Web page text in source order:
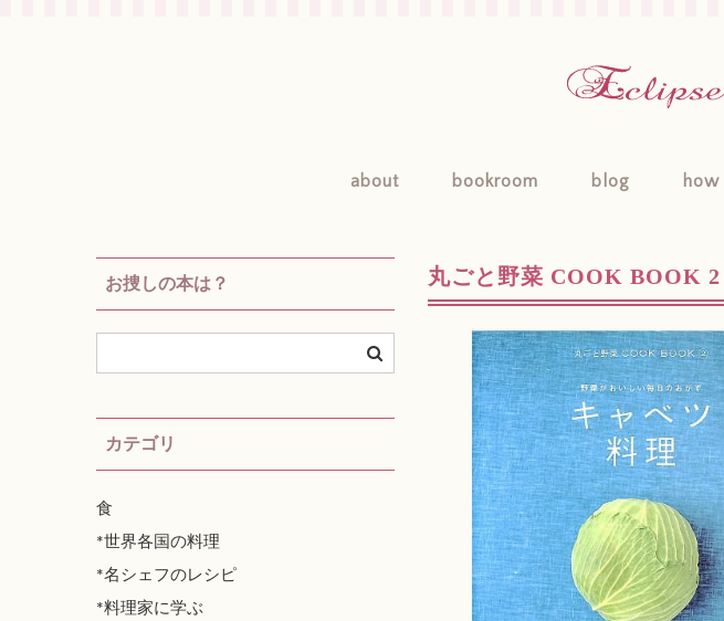
about bookroom blog
丸ごと野菜 COOK BOOK
お捜しの本は？
カテゴリ
食
*世界各国の料理
*名シェフのレシピ
*料理家に学ぶ